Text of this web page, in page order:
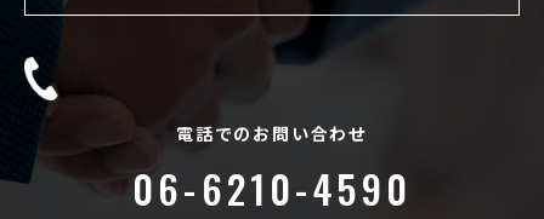
電話でのお問い合わせ
06-6210-4590